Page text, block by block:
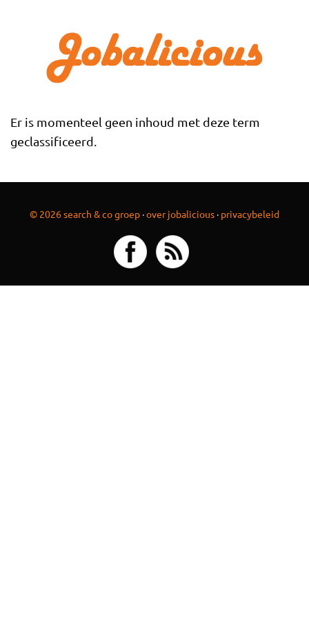
Er is momenteel geen inhoud met deze term
geclassificeerd.
© 2026 search & co groep ·over jobalicious · privacybeleid